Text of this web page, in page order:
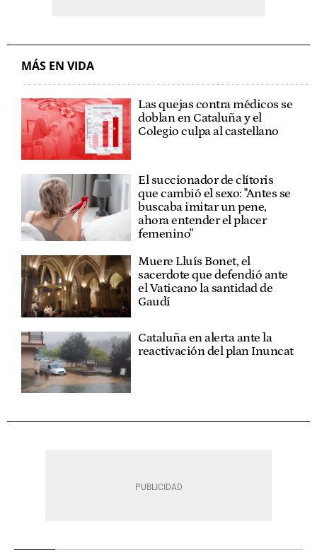
MÁS EN VIDA
Las quejas contra médicos se
doblan en Cataluña y el
Colegio culpa al castellano
El succionador de clítoris
que cambió el sexo: "Antes se
buscaba imitar un pene,
ahora entender el placer
femenino"
Muere Lluís Bonet, el
sacerdote que defendió ante
el Vaticano la santidad de
Gaudí
Cataluña en alerta ante la
reactivación del plan Inuncat